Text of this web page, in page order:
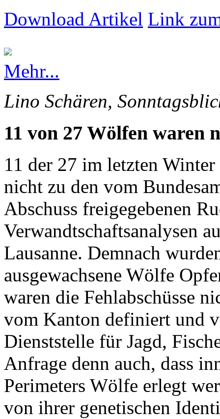
Download Artikel Link
Mehr...
Lino Schären,
11 von 27 Wölfen waren
11 der 27 im letzten
nicht zu den vom
Abschuss freigegebenen
Verwandtschaftsanalysen
Lausanne. Demnach
ausgewachsene Wölfe
waren die Fehlabschüsse
vom Kanton definiert und
Dienststelle für Jagd,
Anfrage denn auch, dass
Perimeters Wölfe erlegt
von ihrer genetischen